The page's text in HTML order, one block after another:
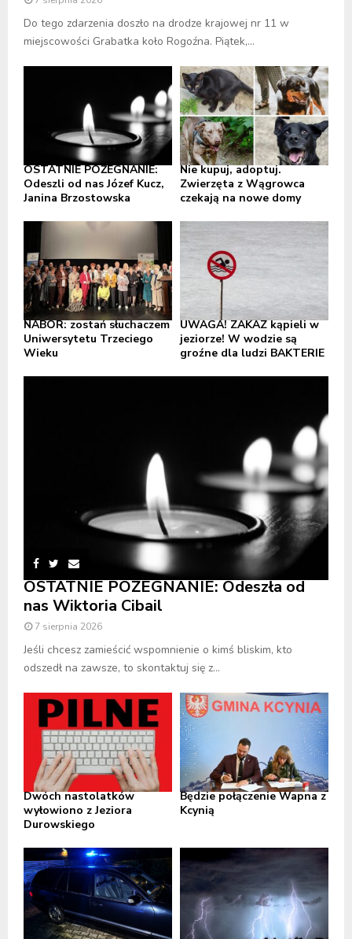
Do tego zdarzenia doszło na drodze krajowej nr 11 w
miejscowości Grabatka koło Rogoźna. Piątek,...
OSTATNIE POŻEGNANIE:
Odeszli od nas Józef Kucz,
Janina Brzostowska
Nie kupuj, adoptuj.
Zwierzęta z Wągrowca
czekają na nowe domy
NABÓR: zostań słuchaczem
Uniwersytetu Trzeciego
Wieku
UWAGA! ZAKAZ kąpieli w
jeziorze! W wodzie są
groźne dla ludzi BAKTERIE
OSTATNIE POŻEGNANIE: Odeszła od
nas Wiktoria Cibail
7 sierpnia 2026
Jeśli chcesz zamieścić wspomnienie o kimś bliskim, kto
odszedł na zawsze, to skontaktuj się z...
Dwóch nastolatków
wyłowiono z Jeziora
Durowskiego
Będzie połączenie Wapna z
Kcynią